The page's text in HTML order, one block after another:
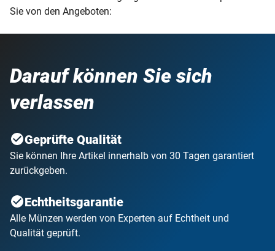
Sie von den Angeboten:
Darauf können Sie sich
verlassen
Geprüfte Qualität
Sie können Ihre Artikel innerhalb von 30 Tagen garantiert
zurückgeben.
Echtheitsgarantie
Alle Münzen werden von Experten auf Echtheit und
Qualität geprüft.